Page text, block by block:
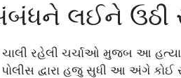
લઈને ઉઠી
ચાલી રહેલી ચર્ચાઓ મુજબ આ
દ્વારા હજુ સુધી આ અંગે કોઈ